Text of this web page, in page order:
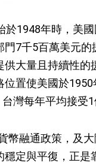
1948年時，美
門7千5百萬美元
大量且持續性
置使美國於
灣每年平均接受
融通政策，及
定與平復，正是